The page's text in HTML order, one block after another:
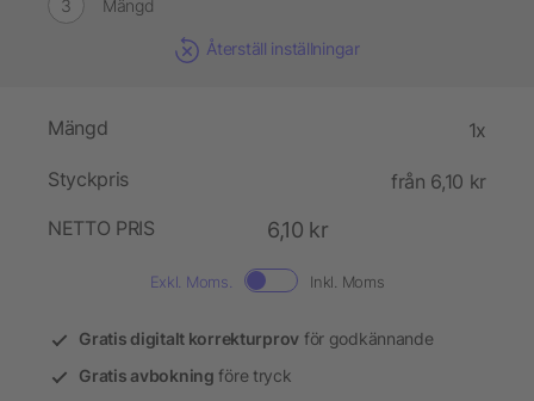
Mängd
Återställ inställningar
Mängd 1x
Styckpris
från 6,10 kr
NETTO PRIS
6,10 kr
Exkl. Moms. Inkl. Moms
Gratis digitalt korrekturprov för godkännande
Gratis avbokning före tryck